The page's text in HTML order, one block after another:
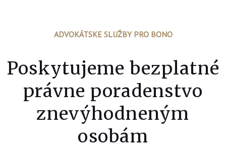
ADVOKÁTSKE SLUŽBY PRO BONO
Poskytujeme bezplatné
právne poradenstvo
znevýhodneným
osobám